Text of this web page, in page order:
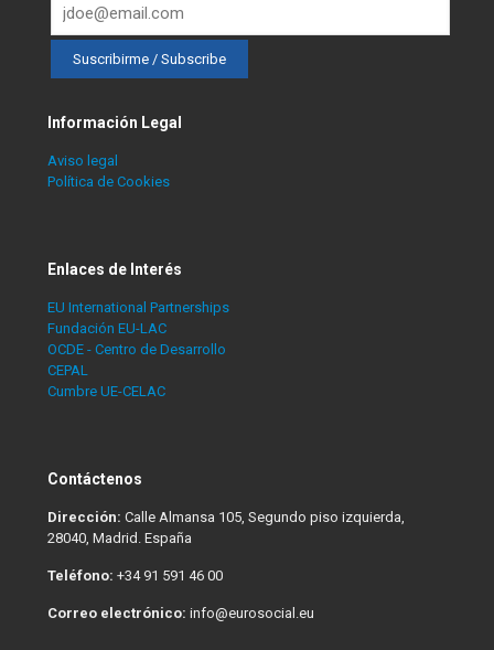
Información Legal
Aviso legal
Política de Cookies
Enlaces de Interés
EU International Partnerships
Fundación EU-LAC
OCDE - Centro de Desarrollo
CEPAL
Cumbre UE-CELAC
Contáctenos
Dirección: Calle Almansa 105, Segundo piso izquierda,
28040, Madrid. España
Teléfono: +34 91 591 46 00
Correo electrónico: info@eurosocial.eu